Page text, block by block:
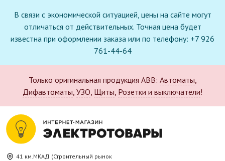
В связи с экономической ситуацией, цены на сайте могут
отличаться от действительных. Точная цена будет
известна при оформлении заказа или по телефону: +7 926
761-44-64
Только оригинальная продукция ABB: Автоматы,
Дифавтоматы, УЗО, Щиты, Розетки и выключатели!
41 км.МКАД (Строительный рынок